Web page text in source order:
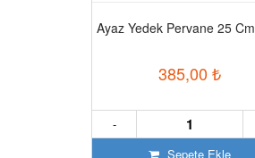
Ayaz Yedek Pervane 25 Cm
385,00 ₺
-
Sepete Ekle